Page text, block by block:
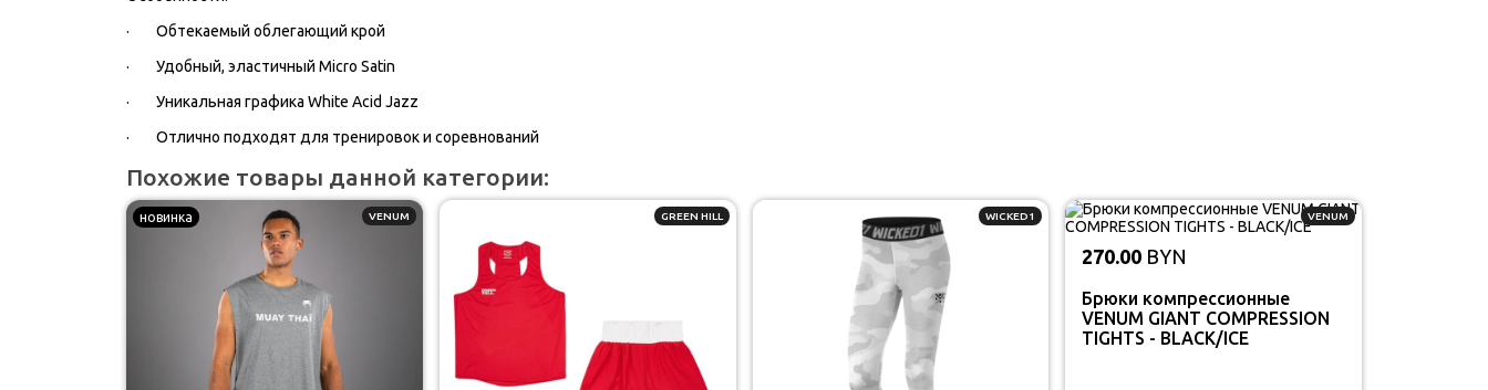
· Обтекаемый облегающий крой
· Удобный, эластичный Micro Satin
· Уникальная графика White Acid Jazz
· Отлично подходят для тренировок и соревнований
Похожие товары данной категории:
VENUM
новинка GREEN HILL WICKED1 VENUM
270.00 BYN
Брюки компрессионные
VENUM GIANT COMPRESSION
TIGHTS - BLACK/ICE